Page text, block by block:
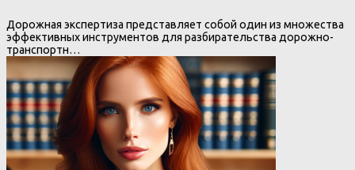
Дорожная экспертиза представляет собой один из множества
эффективных инструментов для разбирательства дорожно-
транспортн…